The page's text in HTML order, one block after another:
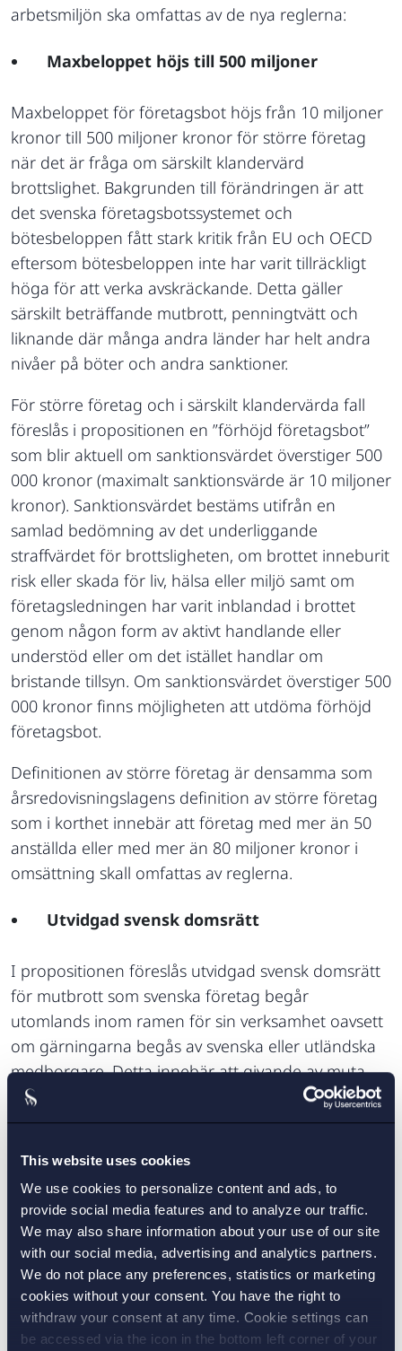
This website uses cookies
We use cookies to personalize content and ads, to
provide social media features and to analyze our traffic.
We may also share information about your use of our site
with our social media, advertising and analytics partners.
We do not place any preferences, statistics or marketing
cookies without your consent. You have the right to
withdraw your consent at any time. Cookie settings can
be accessed via the icon in the bottom left corner of your
arbetsmiljön ska omfattas av de nya reglerna:
Maxbeloppet höjs till 500 miljoner
Maxbeloppet för företagsbot höjs från 10 miljoner
kronor till 500 miljoner kronor för större företag
när det är fråga om särskilt klandervärd
brottslighet. Bakgrunden till förändringen är att
det svenska företagsbotssystemet och
bötesbeloppen fått stark kritik från EU och OECD
eftersom bötesbeloppen inte har varit tillräckligt
höga för att verka avskräckande. Detta gäller
särskilt beträffande mutbrott, penningtvätt och
liknande där många andra länder har helt andra
nivåer på böter och andra sanktioner.
För större företag och i särskilt klandervärda fall
föreslås i propositionen en ”förhöjd företagsbot”
som blir aktuell om sanktionsvärdet överstiger 500
000 kronor (maximalt sanktionsvärde är 10 miljoner
kronor). Sanktionsvärdet bestäms utifrån en
samlad bedömning av det underliggande
straffvärdet för brottsligheten, om brottet inneburit
risk eller skada för liv, hälsa eller miljö samt om
företagsledningen har varit inblandad i brottet
genom någon form av aktivt handlande eller
understöd eller om det istället handlar om
bristande tillsyn. Om sanktionsvärdet överstiger 500
000 kronor finns möjligheten att utdöma förhöjd
företagsbot.
Definitionen av större företag är densamma som
årsredovisningslagens definition av större företag
som i korthet innebär att företag med mer än 50
anställda eller med mer än 80 miljoner kronor i
omsättning skall omfattas av reglerna.
Utvidgad svensk domsrätt
I propositionen föreslås utvidgad svensk domsrätt
för mutbrott som svenska företag begår
utomlands inom ramen för sin verksamhet oavsett
om gärningarna begås av svenska eller utländska
medborgare. Detta innebär att givande av muta
och handel med inflytande som sker utomlands
som en del av ett företags verksamhet, antingen
att bli föremål för svensk domsrätt. Konsekvensen
blir att svenska företag inte längre kan gömma sig
bakom utländska konsulter eller medborgare.
Svensk domsrätt föreligger numera alltid i dessa
fall. Ändringen är en del av anpassningen till den
kritik mot svensk korruptionslagstiftning som har
kommit från framförallt OECD.